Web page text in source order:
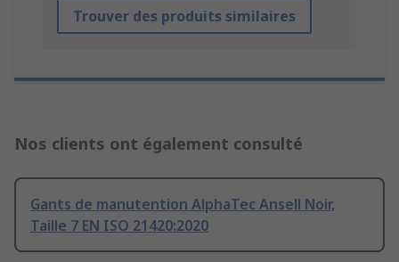
Trouver des produits similaires
Nos clients ont également consulté
Gants de manutention AlphaTec Ansell Noir,
Taille 7 EN ISO 21420:2020